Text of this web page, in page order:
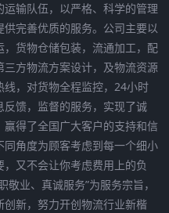
输队伍，以严格、科学的管理
完善优质的服务。公司主要以
货物仓储包装，流通加工，配
方物流方案设计，及物流资源
，对货物全程监控，24小时
馈，监督的服务，实现了诚
得了全国广大客户的支持和信
同角度为顾客考虑到每一个细小
又不会让你考虑费用上的负
业、真诚服务”为服务宗旨，
新，努力开创物流行业新楷